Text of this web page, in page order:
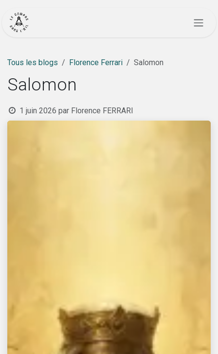
Tous les blogs Florence Ferrari Salomon
Salomon
1 juin 2026 par Florence FERRARI